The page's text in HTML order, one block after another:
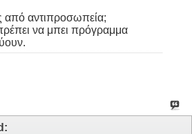
από αντιπροσωπεία;
να μπει πρόγραμμα